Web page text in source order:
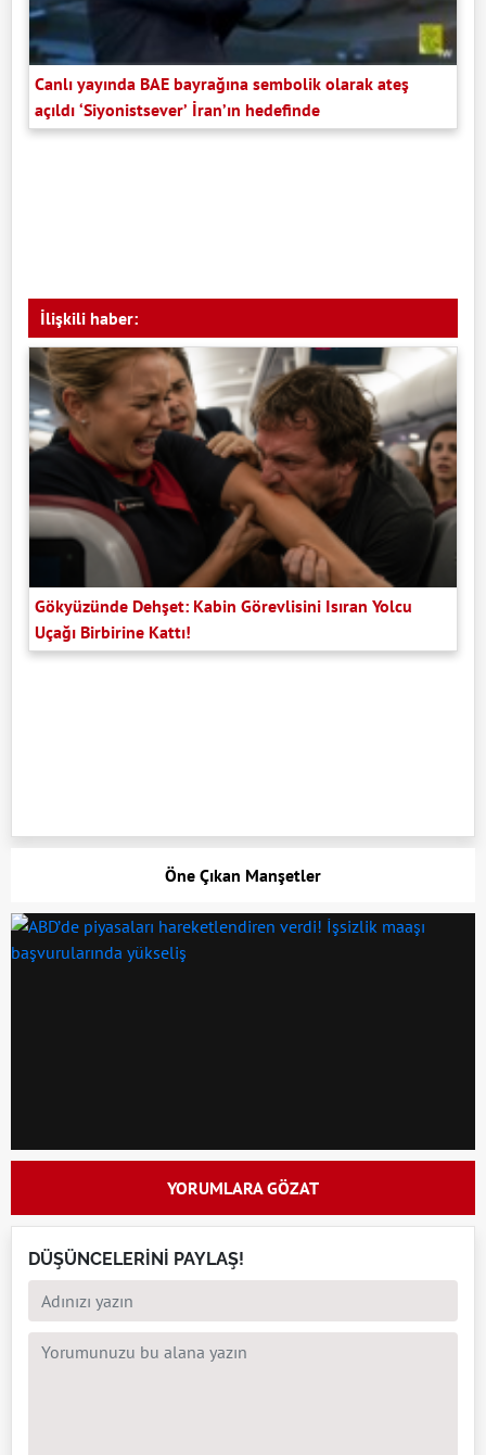
Canlı yayında BAE bayrağına sembolik olarak ateş
açıldı ‘Siyonistsever’ İran’ın hedefinde
İlişkili haber:
Gökyüzünde Dehşet: Kabin Görevlisini Isıran Yolcu
Uçağı Birbirine Kattı!
Öne Çıkan Manşetler
YORUMLARA GÖZAT
DÜŞÜNCELERİNİ PAYLAŞ!